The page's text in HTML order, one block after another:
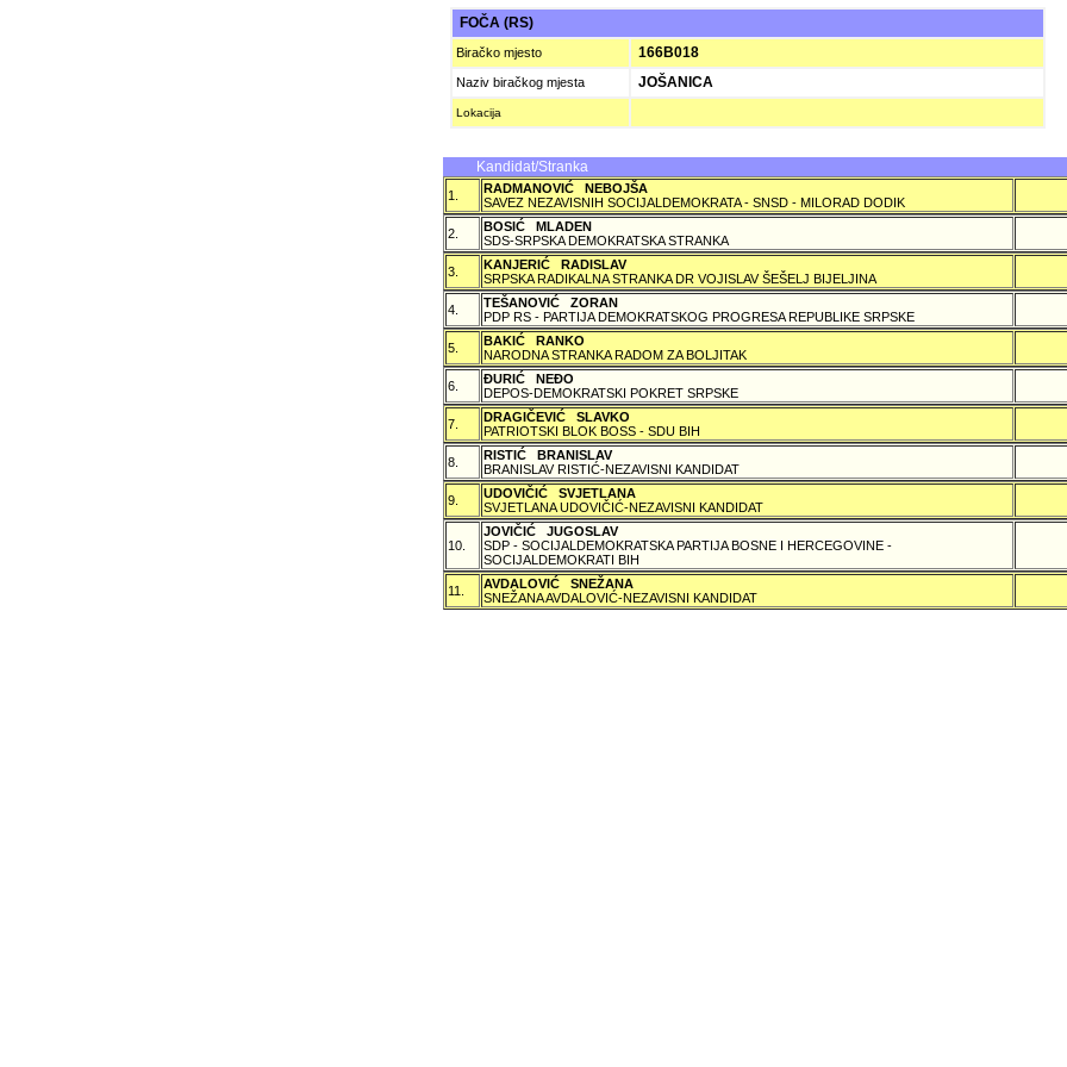
FOČA (RS)
Biračko mjesto 166B018
Naziv biračkog mjesta JOŠANICA
Lokacija
Kandidat/Stranka
1.
RADMANOVIĆ NEBOJŠA
SAVEZ NEZAVISNIH SOCIJALDEMOKRATA - SNSD - MILORAD DODIK
2.
BOSIĆ MLADEN
SDS-SRPSKA DEMOKRATSKA STRANKA
3.
KANJERIĆ RADISLAV
SRPSKA RADIKALNA STRANKA DR VOJISLAV ŠEŠELJ BIJELJINA
4.
TEŠANOVIĆ ZORAN
PDP RS - PARTIJA DEMOKRATSKOG PROGRESA REPUBLIKE SRPSKE
5.
BAKIĆ RANKO
NARODNA STRANKA RADOM ZA BOLJITAK
6.
ÐURIĆ NEÐO
DEPOS-DEMOKRATSKI POKRET SRPSKE
7.
DRAGIČEVIĆ SLAVKO
PATRIOTSKI BLOK BOSS - SDU BIH
8.
RISTIĆ BRANISLAV
BRANISLAV RISTIĆ-NEZAVISNI KANDIDAT
9.
UDOVIČIĆ SVJETLANA
SVJETLANA UDOVIČIĆ-NEZAVISNI KANDIDAT
10.
JOVIČIĆ JUGOSLAV
SDP - SOCIJALDEMOKRATSKA PARTIJA BOSNE I HERCEGOVINE -
SOCIJALDEMOKRATI BIH
11.
AVDALOVIĆ SNEŽANA
SNEŽANA AVDALOVIĆ-NEZAVISNI KANDIDAT